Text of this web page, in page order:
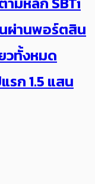
นผ่านพอร์ตสิน
วทั้งหมด
รก 1.5 แสน